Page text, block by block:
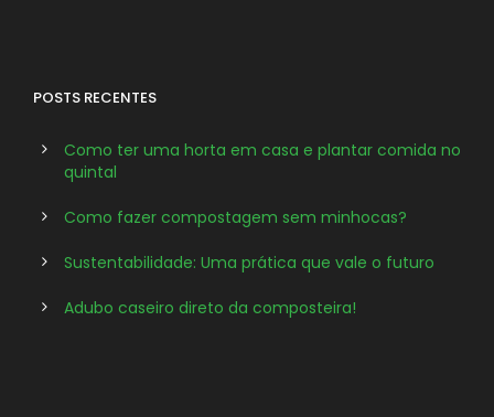
POSTS RECENTES
Como ter uma horta em casa e plantar comida no
quintal
Como fazer compostagem sem minhocas?
Sustentabilidade: Uma prática que vale o futuro
Adubo caseiro direto da composteira!